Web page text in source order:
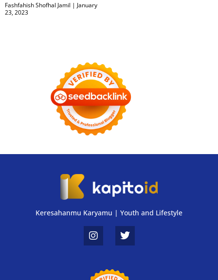
Fashfahish Shofhal Jamil
January
23, 2023
Keresahanmu Karyamu | Youth and Lifestyle